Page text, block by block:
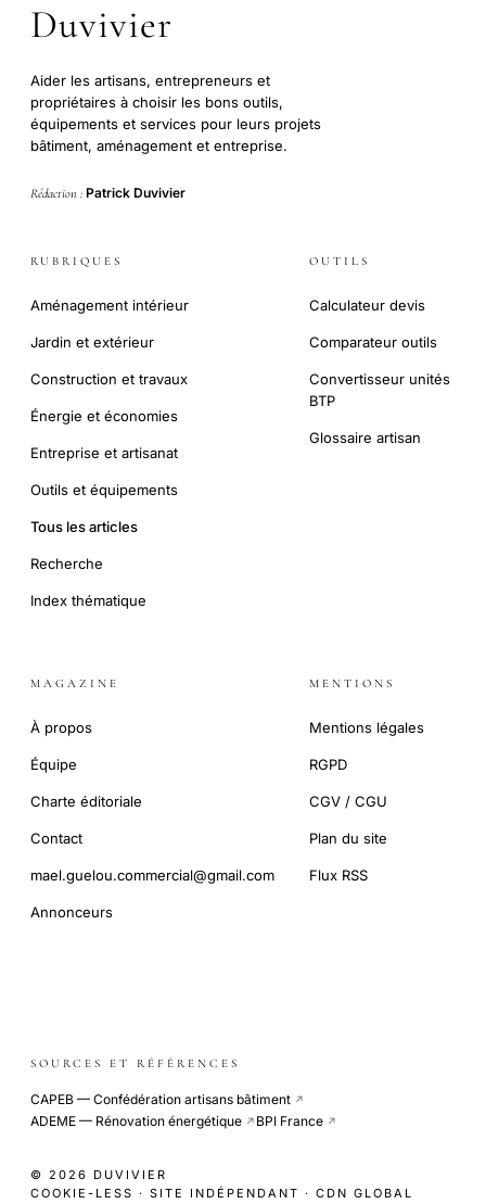
Duvivier
Aider les artisans, entrepreneurs et
propriétaires à choisir les bons outils,
équipements et services pour leurs projets
bâtiment, aménagement et entreprise.
Rédaction : Patrick Duvivier
RUBRIQUES
Aménagement intérieur
Jardin et extérieur
Construction et travaux
Énergie et économies
Entreprise et artisanat
Outils et équipements
Tous les articles
Recherche
Index thématique
OUTILS
Calculateur devis
Comparateur outils
Convertisseur unités
BTP
Glossaire artisan
MAGAZINE
À propos
Équipe
Charte éditoriale
Contact
mael.guelou.commercial@gmail.com
Annonceurs
MENTIONS
Mentions légales
RGPD
CGV / CGU
Plan du site
Flux RSS
SOURCES ET RÉFÉRENCES
CAPEB — Confédération artisans bâtiment ↗
ADEME — Rénovation énergétique ↗ BPI France ↗
© 2026 DUVIVIER
COOKIE-LESS · SITE INDÉPENDANT · CDN GLOBAL